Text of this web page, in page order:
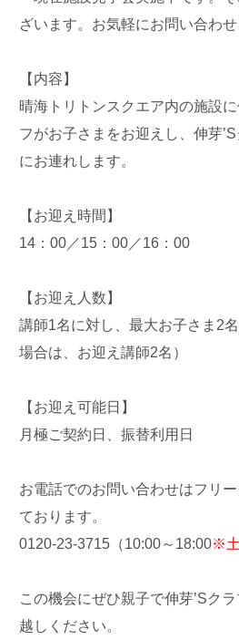
ざいます。お気軽にお問い合わせ
【内容】
晴海トリトンスクエア内の施設
フがお子さまをお迎えし、伸芽
にお連れします。
【お迎え時間】
14：00／15：00／16：00
【お迎え人数】
講師1名に対し、最大お子さま2
場合は、お迎え講師2名）
【お迎え可能日】
月極ご契約日、振替利用日
お電話でのお問い合わせはフリ
ております。
0120-23-3715（10:00～18:00※土
この機会にぜひ親子で伸芽’Sク
越しください。